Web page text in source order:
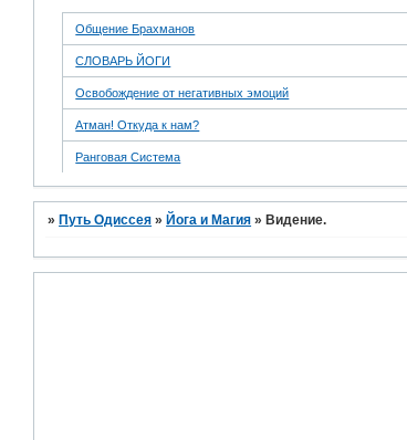
Общение Брахманов
СЛОВАРЬ ЙОГИ
Освобождение от негативных эмоций
Атман! Откуда к нам?
Ранговая Система
» Путь Одиссея » Йога и Магия » Видение.